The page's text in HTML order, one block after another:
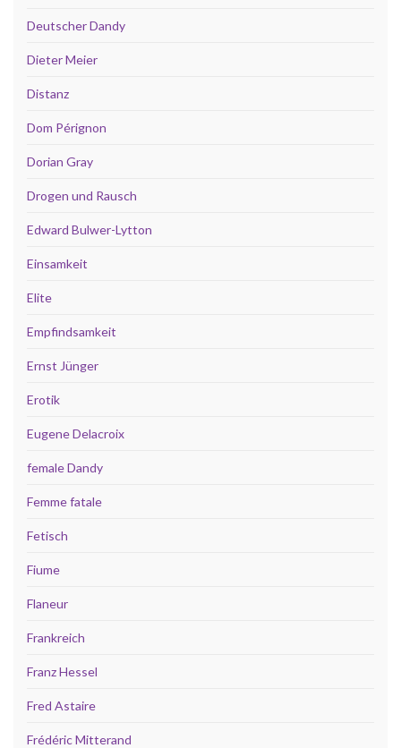
Deutscher Dandy
Dieter Meier
Distanz
Dom Pérignon
Dorian Gray
Drogen und Rausch
Edward Bulwer-Lytton
Einsamkeit
Elite
Empfindsamkeit
Ernst Jünger
Erotik
Eugene Delacroix
female Dandy
Femme fatale
Fetisch
Fiume
Flaneur
Frankreich
Franz Hessel
Fred Astaire
Frédéric Mitterand